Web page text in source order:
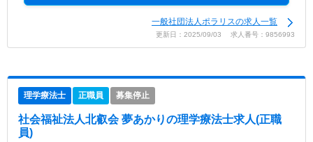
一般社団法人ポラリスの求人一覧
更新日：2025/09/03 求人番号：9856993
理学療法士 正職員 募集停止
社会福祉法人北叡会 夢あかりの理学療法士求人(正職
員)